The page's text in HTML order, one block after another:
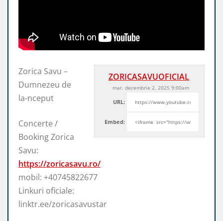
ZORICASAVUOFICIAL
mar, decembrie 2, 2025 9:00am
URL:
Embed:
Zorica Savu –
Dumnezeu de
la-nceput
Concerte /
Booking Zorica
Savu:
https://zoricasavu.ro/
mobil: +40745822677
Linkuri oficiale:
linktr.ee/zoricasavustar